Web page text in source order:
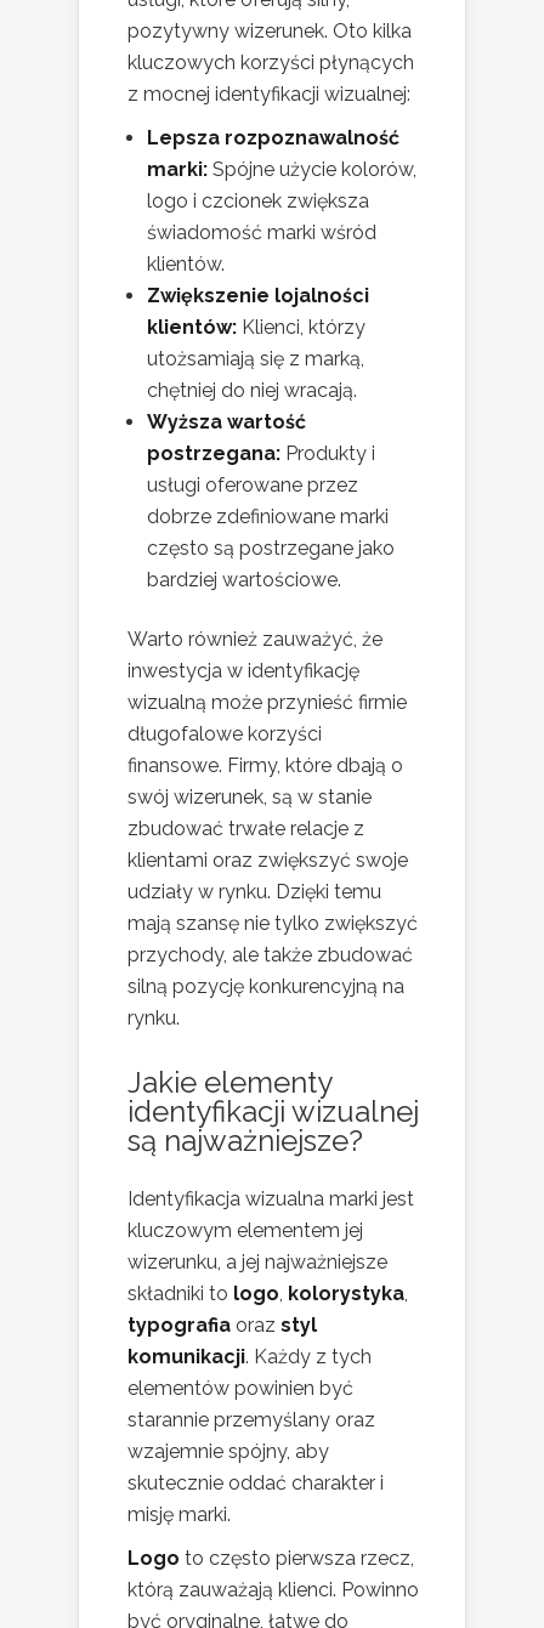
pozytywny wizerunek. Oto kilka
kluczowych korzyści płynących
z mocnej identyfikacji wizualnej:
Lepsza rozpoznawalność
marki: Spójne użycie kolorów,
logo i czcionek zwiększa
świadomość marki wśród
klientów.
Zwiększenie lojalności
klientów: Klienci, którzy
utożsamiają się z marką,
chętniej do niej wracają.
Wyższa wartość
postrzegana: Produkty i
usługi oferowane przez
dobrze zdefiniowane marki
często są postrzegane jako
bardziej wartościowe.
Warto również zauważyć, że
inwestycja w identyfikację
wizualną może przynieść firmie
długofalowe korzyści
finansowe. Firmy, które dbają o
swój wizerunek, są w stanie
zbudować trwałe relacje z
klientami oraz zwiększyć swoje
udziały w rynku. Dzięki temu
mają szansę nie tylko zwiększyć
przychody, ale także zbudować
silną pozycję konkurencyjną na
rynku.
Jakie elementy
identyfikacji wizualnej
są najważniejsze?
Identyfikacja wizualna marki jest
kluczowym elementem jej
wizerunku, a jej najważniejsze
składniki to logo kolorystyka
typografia oraz styl
komunikacji. Każdy z tych
elementów powinien być
starannie przemyślany oraz
wzajemnie spójny, aby
skutecznie oddać charakter i
misję marki.
Logo to często pierwsza rzecz,
którą zauważają klienci. Powinno
być oryginalne, łatwe do